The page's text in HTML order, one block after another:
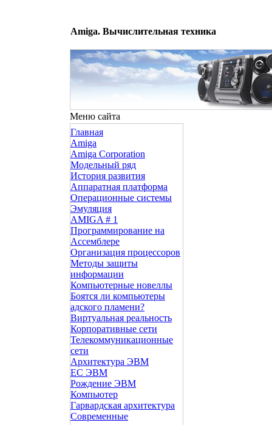
Amiga. Вычислительная техника
Меню сайта
Главная
Amiga
Amiga Corporation
Модельный ряд
История развития
Аппаратная платформа
Операционные системы
Эмуляция
AMIGA # 1
Программирование на
Ассемблере
Организация процессоров
Методы защиты
информации
Компьютерные новеллы
Боятся ли компьютеры
адского пламени?
Виртуальная реальность
Корпоративные сети
Телекоммуникационные
сети
Архитектура ЭВМ
ЕС ЭВМ
Рождение ЭВМ
Компьютер
Гарвардская архитектура
Современные